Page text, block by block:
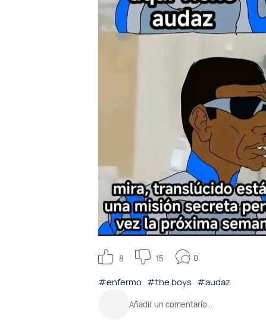
8 15 0
#enfermo #the boys #audaz
Añadir un comentario...